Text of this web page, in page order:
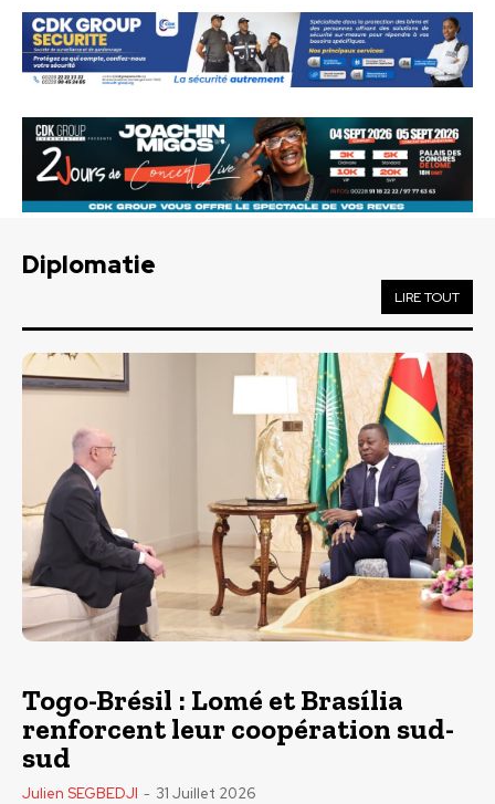
Diplomatie
LIRE TOUT
Togo-Brésil : Lomé et Brasília
renforcent leur coopération sud-
sud
Julien SEGBEDJI - 31 Juillet 2026